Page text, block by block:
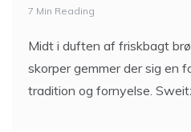
7 Min Reading
Midt i duften af friskbagt
skorper gemmer der sig en
tradition og fornyelse.